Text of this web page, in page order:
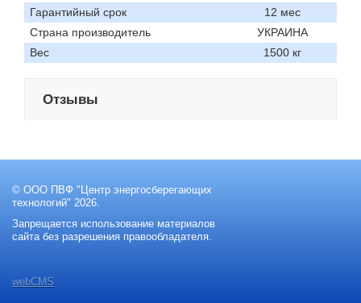
Гарантийный срок
12 мес
Страна производитель
УКРАИНА
Вес
1500 кг
Отзывы
© ООО ПВФ "Центр энергосберегающих
технологий" 2026.
Запрещается использование материалов
сайта без разрешения правообладателя.
webCMS